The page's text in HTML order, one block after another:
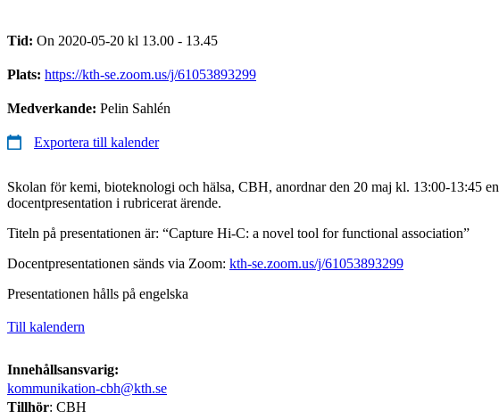
Tid: On 2020-05-20 kl 13.00 - 13.45
Plats: https://kth-se.zoom.us/j/61053893299
Medverkande: Pelin Sahlén
Exportera till kalender
Skolan för kemi, bioteknologi och hälsa, CBH, anordnar den 20 maj kl. 13:00-13:45 en
docentpresentation i rubricerat ärende.
Titeln på presentationen är: “Capture Hi-C: a novel tool for functional association”
Docentpresentationen sänds via Zoom: kth-se.zoom.us/j/61053893299
Presentationen hålls på engelska
Till kalendern
Innehållsansvarig:
kommunikation-cbh@kth.se
Tillhör: CBH